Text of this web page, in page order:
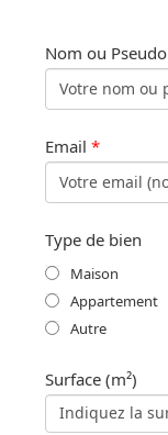
Nom ou Pseudo
Email *
Type de bien
Maison
Appartement
Autre
Surface (m²)